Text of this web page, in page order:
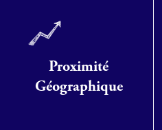
Proximité
Géographique